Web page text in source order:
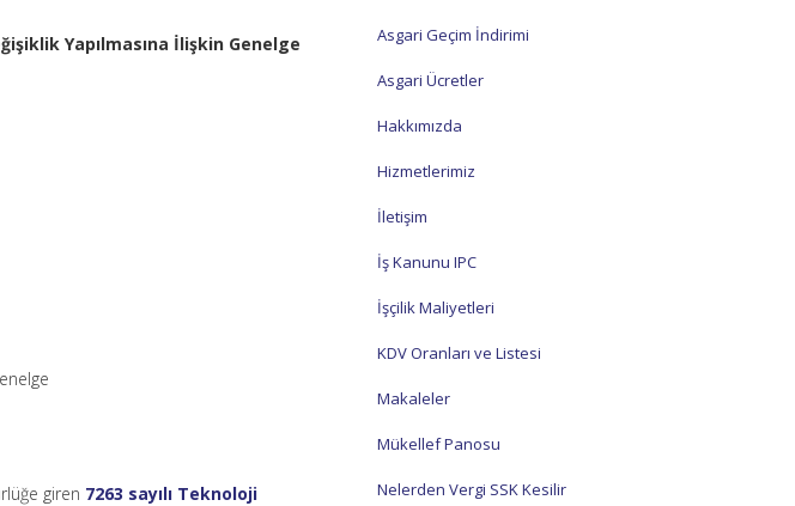
Yapılmasına İlişkin Genelge
giren 7263 sayılı Teknoloji
Asgari Geçim İndirimi
Asgari Ücretler
Hakkımızda
Hizmetlerimiz
İletişim
İş Kanunu IPC
İşçilik Maliyetleri
KDV Oranları ve Listesi
Makaleler
Mükellef Panosu
Nelerden Vergi SSK Kesilir